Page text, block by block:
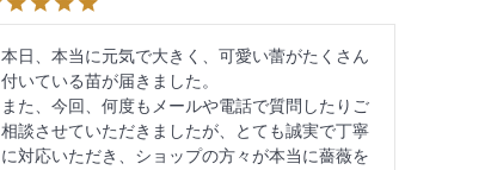
本日、本当に元気で大きく、可愛い蕾がたくさん
付いている苗が届きました。
また、今回、何度もメールや電話で質問したりご
相談させていただきましたが、とても誠実で丁寧
に対応いただき、ショップの方々が本当に薔薇を